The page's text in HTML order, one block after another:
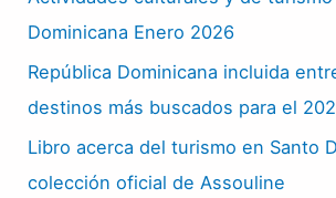
Dominicana Enero 2026
República Dominicana incluida
destinos más buscados para el
Libro acerca del turismo en Santo
colección oficial de Assouline